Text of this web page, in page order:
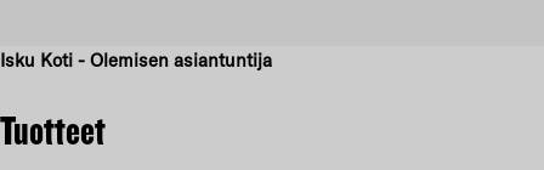
Isku Koti - Olemisen asiantuntija
Tuotteet